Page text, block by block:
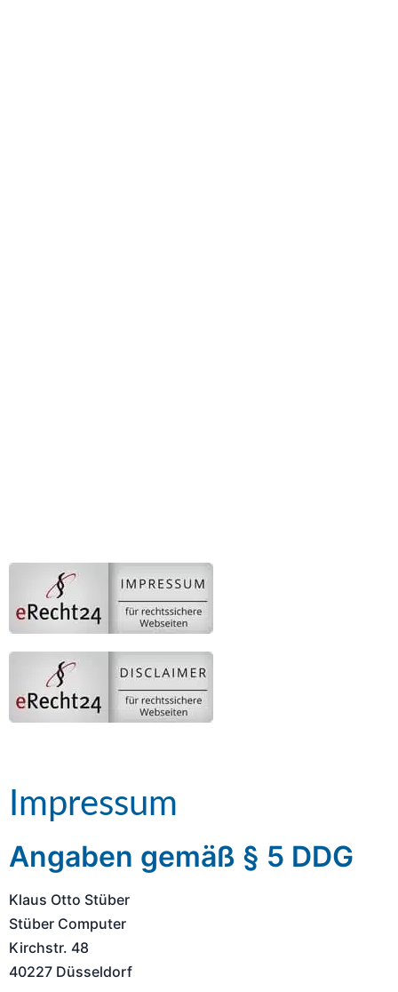
Impressum
Angaben gemäß § 5 DDG
Klaus Otto Stüber
Stüber Computer
Kirchstr. 48
40227 Düsseldorf